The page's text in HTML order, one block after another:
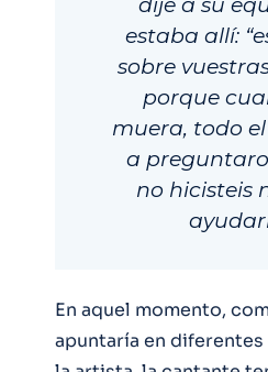
estaba allí:
sobre
porque
muera, todo
a
no hicisteis
En aquel momento,
apuntaría en